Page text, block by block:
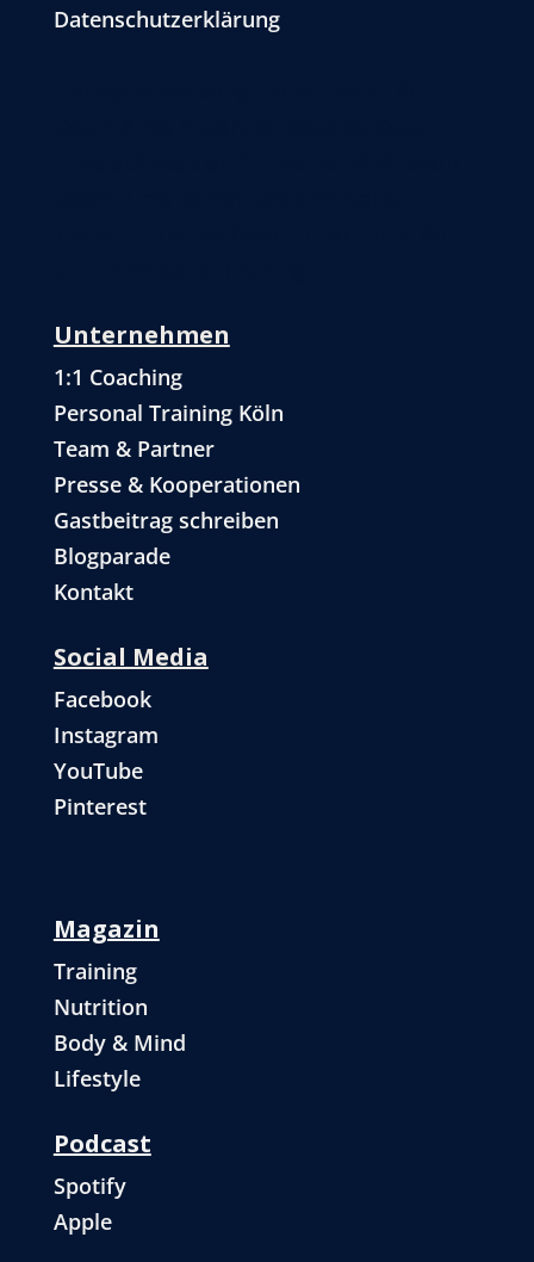
Datenschutzerklärung
Unternehmen
1:1 Coaching
Personal Training Köln
Team & Partner
Presse & Kooperationen
Gastbeitrag schreiben
Blogparade
Kontakt
Social Media
Facebook
Instagram
YouTube
Pinterest
Magazin
Training
Nutrition
Body & Mind
Lifestyle
Podcast
Spotify
Apple